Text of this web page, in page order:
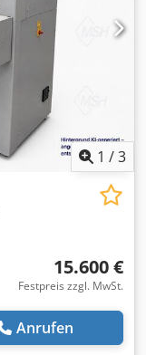
1 /3
15.600 €
Festpreis zzgl. MwSt.
Anrufen